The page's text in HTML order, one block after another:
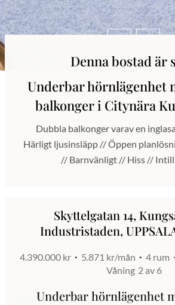
Denna bostad är
Underbar hörnlägenhet
balkonger i Citynära
Dubbla balkonger varav en
Härligt ljusinsläpp // Öppen
// Barnvänligt // Hiss //
Skyttelgatan 14,
Industristaden,
4.390.000 kr 5.871 kr/mån 4 rum
Våning 2 av 6
Underbar hörnlägenhet